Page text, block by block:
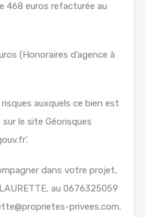
468 euros refacturée au
(Honoraires d’agence à
auxquels ce bien est
le site Géorisques
dans votre projet,
au 0676325059
privees.com.